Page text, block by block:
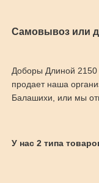
Самовывоз или
Доборы Длиной 2150
продает наша
Балашихи, или мы
У нас 2 типа